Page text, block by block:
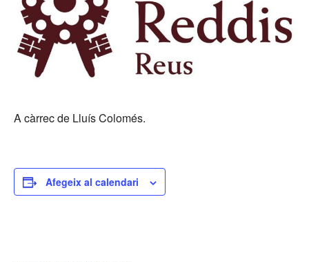
A càrrec de Lluís Colomés.
Afegeix al calendari